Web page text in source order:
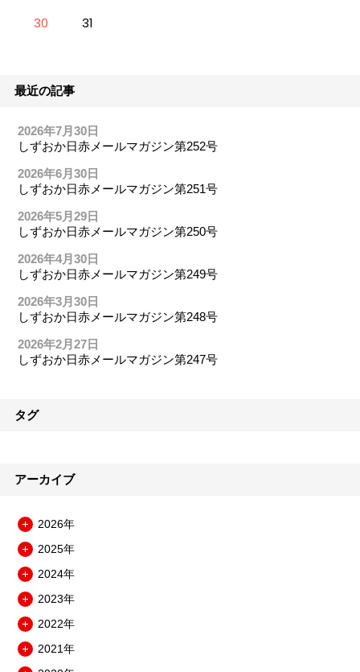
30
31
最近の記事
2026年7月30日
しずおか日赤メールマガジン第252号
2026年6月30日
しずおか日赤メールマガジン第251号
2026年5月29日
しずおか日赤メールマガジン第250号
2026年4月30日
しずおか日赤メールマガジン第249号
2026年3月30日
しずおか日赤メールマガジン第248号
2026年2月27日
しずおか日赤メールマガジン第247号
タグ
アーカイブ
2026年
ニ
ュ
を
開
2025年
ニ
ュ
を
開
2024年
ニ
ュ
を
2023年
ニ
ュ
2022年
ニ 2021年